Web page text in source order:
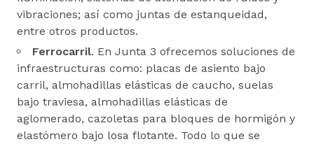
vibraciones; así como juntas de estanqueidad,
entre otros productos.
Ferrocarril. En Junta 3 ofrecemos soluciones de
infraestructuras como: placas de asiento bajo
carril, almohadillas elásticas de caucho, suelas
bajo traviesa, almohadillas elásticas de
aglomerado, cazoletas para bloques de hormigón y
elastómero bajo losa flotante. Todo lo que se